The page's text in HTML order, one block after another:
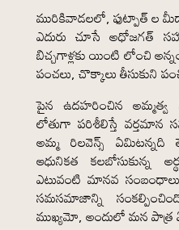
మురికివాడలలో, ఫుట్పాత్ ల
ఎదురు చూసే అధోజగత్
బిచ్చగాళ్లకు యింటి లోంచి
పంచలు, చొక్కాలు తీసుకుని
పైన ఉదహరించిన అమ్మత్వ
లోతుగా పరిశీలిస్తే
అమ్మ రిలవెన్స్ ఏమిటన్నది
ఆధునికత కలబోసుకున్న
ఎటువంటి మానవ
సమసమాజాన్ని
ముఖ్యమో, అందులో మన పాత్ర